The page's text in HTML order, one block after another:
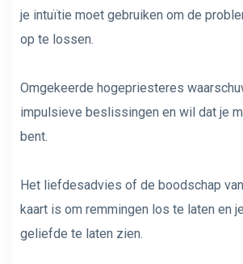
je intuïtie moet gebruiken om de
op te lossen.
Omgekeerde hogepriesteres
impulsieve beslissingen en wil dat je
bent.
Het liefdesadvies of de boodschap
kaart is om remmingen los te laten en
geliefde te laten zien.